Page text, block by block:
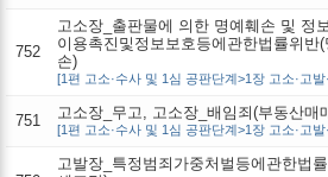
752
고소장_출판물에 의한 명예훼손 및 정
이용촉진및정보보호등에관한법률위반(
손)
[1편 고소·수사 및 1심 공판단계>1장 고소·고발
751 고소장_무고, 고소장_배임죄(부동산매
[1편 고소·수사 및 1심 공판단계>1장 고소·고발
고발장_특정범죄가중처벌등에관한법